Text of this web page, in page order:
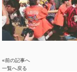
«前の記事へ
一覧へ戻る